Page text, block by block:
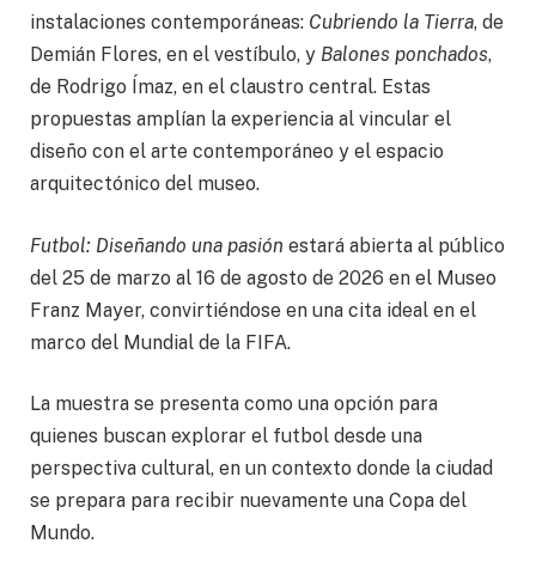
instalaciones contemporáneas: Cubriendo la Tierra, de
Demián Flores, en el vestíbulo, y Balones ponchados,
de Rodrigo Ímaz, en el claustro central. Estas
propuestas amplían la experiencia al vincular el
diseño con el arte contemporáneo y el espacio
arquitectónico del museo.
Futbol: Diseñando una pasión estará abierta al público
del 25 de marzo al 16 de agosto de 2026 en el Museo
Franz Mayer, convirtiéndose en una cita ideal en el
marco del Mundial de la FIFA.
La muestra se presenta como una opción para
quienes buscan explorar el futbol desde una
perspectiva cultural, en un contexto donde la ciudad
se prepara para recibir nuevamente una Copa del
Mundo.